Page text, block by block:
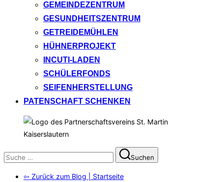
GEMEINDEZENTRUM
GESUNDHEITSZENTRUM
GETREIDEMÜHLEN
HÜHNERPROJEKT
INCUTI-LADEN
SCHÜLERFONDS
SEIFENHERSTELLUNG
PATENSCHAFT SCHENKEN
Suchen
nach:
Suchen
⇦ Zurück zum Blog | Startseite